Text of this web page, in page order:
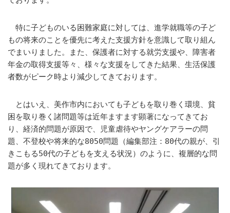
特に子どものいる困難家庭に対しては、進学就職等の子ど
もの将来のことを優先に考えた支援方針を意識して取り組ん
でまいりました。また、保護者に対する就労支援や、障害者
年金の取得支援等々、様々な支援をしてきた結果、生活保護
者数がピーク時より減少してきております。
とはいえ、美作市内においても子どもを取り巻く環境、貧
困を取り巻く諸問題等は近年ますます顕著になってきてお
り、経済的問題が原因で、児童虐待やヤングケアラーの問
題、不登校や将来的な8050問題（編集部注：80代の親が、引
きこもる50代の子どもを支える状況）のように、複層的な問
題が多く現れてきております。